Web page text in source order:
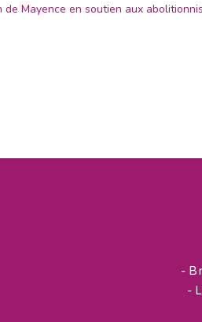
de Mayence en soutien aux
-
-